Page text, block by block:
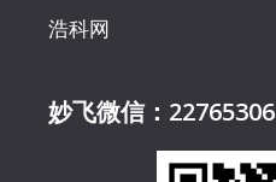
浩科网
妙飞微信：22765306